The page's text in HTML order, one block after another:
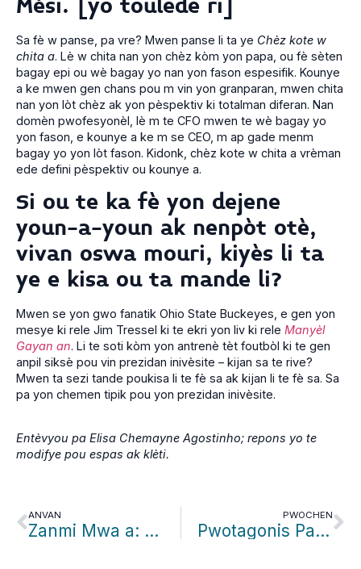
Mèsi. [yo toulede ri]
Sa fè w panse, pa vre? Mwen panse li ta ye Chèz kote w
chita a. Lè w chita nan yon chèz kòm yon papa, ou fè sèten
bagay epi ou wè bagay yo nan yon fason espesifik. Kounye
a ke mwen gen chans pou m vin yon granparan, mwen chita
nan yon lòt chèz ak yon pèspektiv ki totalman diferan. Nan
domèn pwofesyonèl, lè m te CFO mwen te wè bagay yo
yon fason, e kounye a ke m se CEO, m ap gade menm
bagay yo yon lòt fason. Kidonk, chèz kote w chita a vrèman
ede defini pèspektiv ou kounye a.
Si ou te ka fè yon dejene
youn-a-youn ak nenpòt otè,
vivan oswa mouri, kiyès li ta
ye e kisa ou ta mande li?
Mwen se yon gwo fanatik Ohio State Buckeyes, e gen yon
mesye ki rele Jim Tressel ki te ekri yon liv ki rele Manyèl
Gayan an. Li te soti kòm yon antrenè tèt foutbòl ki te gen
anpil siksè pou vin prezidan inivèsite – kijan sa te rive?
Mwen ta sezi tande poukisa li te fè sa ak kijan li te fè sa. Sa
pa yon chemen tipik pou yon prezidan inivèsite.
Entèvyou pa Elisa Chemayne Agostinho; repons yo te
modifye pou espas ak klèti.
ANVAN
Zanmi Mwa a: Beatriz Portela
PWOCHEN
Pwotagonis Patwone: Al Dotson/Bilzin Sumberg